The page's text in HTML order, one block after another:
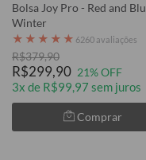
Bolsa Joy Pro - Red and
Winter
★ ★ ★ ★ ★ 6260 avaliações
R$379,90
R$299,90 21% OFF
3x de R$99,97 sem juros
Comprar